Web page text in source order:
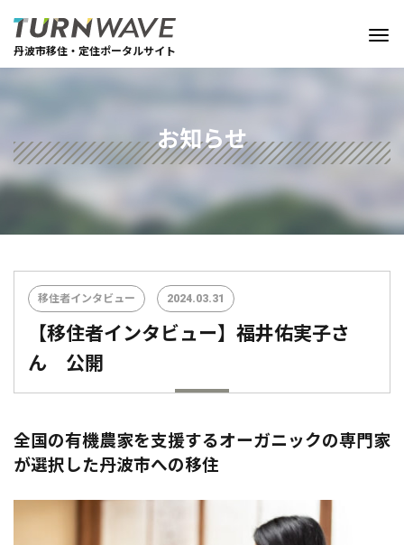
丹波市移住・定住ポータルサイト
お知らせ
移住者インタビュー 2024.03.31
【移住者インタビュー】福井佑実子さ
ん 公開
全国の有機農家を支援するオーガニックの専門家
が選択した丹波市への移住